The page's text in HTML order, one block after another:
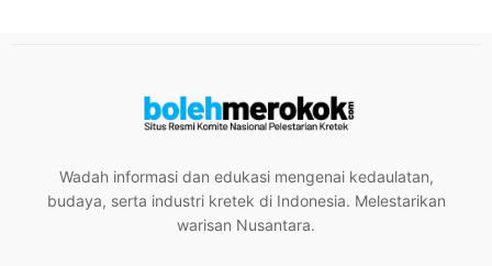
Wadah informasi dan edukasi mengenai kedaulatan,
budaya, serta industri kretek di Indonesia. Melestarikan
warisan Nusantara.